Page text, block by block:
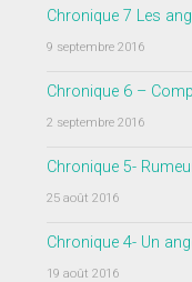
Chronique 7 Les
9 septembre 2016
Chronique 6 –
2 septembre 2016
Chronique 5-
25 août 2016
Chronique 4- Un
19 août 2016